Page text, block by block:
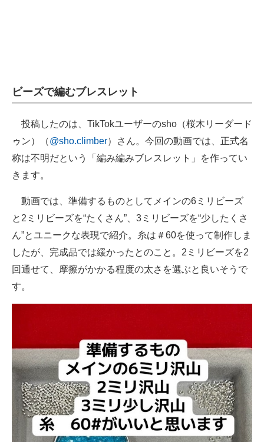
ビーズで編むブレスレット
投稿したのは、TikTokユーザーのsho（桜木リーダード
ゥン）（@sho.climber）さん。今回の動画では、正式名
称は不明だという「編み編みブレスレット」を作ってい
きます。
動画では、準備するものとしてメインの6ミリビーズ
と2ミリビーズを“たくさん”、3ミリビーズを“少したくさ
ん”とユニークな表現で紹介。糸は＃60を使って制作しま
したが、完成品では緩かったとのこと。2ミリビーズを2
回通せて、摩擦がかかる程度の太さを選ぶと良いそうで
す。